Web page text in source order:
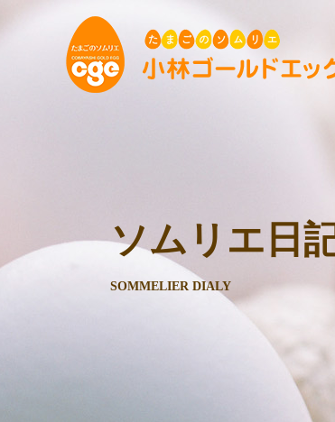
ソムリエ日
SOMMELIER DIALY